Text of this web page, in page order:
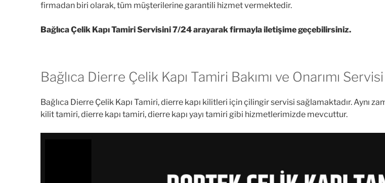
firmadan biri olarak, tüm müşterilerine garantili hizmet vermektedir.
Bağlıca Çelik Kapı Tamiri Servisini 7/24 arayarak firmayla iletişime geçebilirsiniz.
Bağlıca Dierre Çelik Kapı Tamiri Bakımı ve Onarımı Servisi
Bağlıca Dierre Çelik Kapı Tamiri, dierre kapı kilitleri için çilingir servisi sağlamaktadır. Aynı
kilit tamiri, dierre kapı tamiri, dierre kapı yayı tamiri gibi hizmetlerimizde mevcuttur.